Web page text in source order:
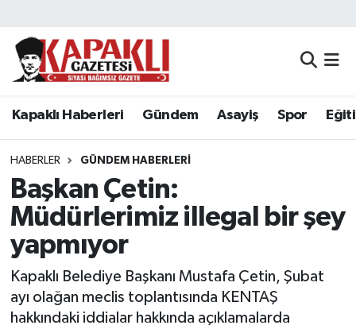
Kapaklı Haberleri Gündem Asayiş Spor
HABERLER GÜNDEM HABERLERI
Başkan Çetin:
Müdürlerimiz illegal bir şey
yapmıyor
Kapaklı Belediye Başkanı Mustafa Çetin, Şubat
ayı olağan meclis toplantısında KENTAŞ
hakkındaki iddialar hakkında açıklamalarda
Kapaklı Haberleri
Asayiş
Spor
Eğitim
Siyaset
Resmi Reklamlar
Tekirdağ Nöbetçi Eczaneler
Tekirdağ Namaz Vakitleri
Tekirdağ Trafik Yoğunluk Haritası
Süper Lig Puan Durumu ve Fikstür
Tüm Manşetler
Son Dakika Haberleri